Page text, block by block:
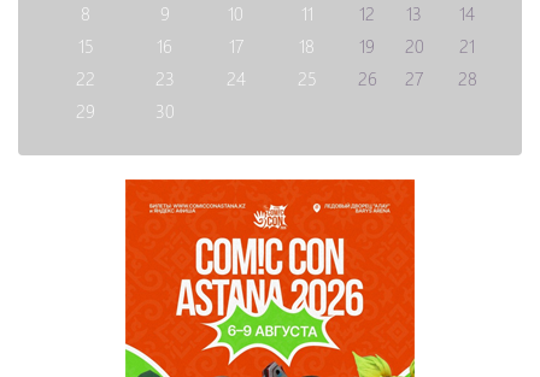
8
9 10 11 12 13
14
15
16 17 18 19 20
21
22
23 24 25 26 27
28
29
30